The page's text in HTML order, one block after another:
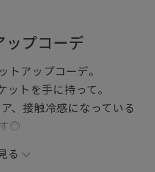
ップコーデ
トアップコーデ。
トを手に持って。
、接触冷感になっている
◎
る